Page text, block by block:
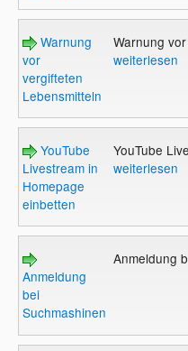
Warnung
vor
vergifteten
Lebensmitteln
Warnung
weiterlesen
YouTube
Livestream in
Homepage
einbetten
YouTube
weiterlesen
Anmeldung
bei
Suchmashinen
Anmeldung